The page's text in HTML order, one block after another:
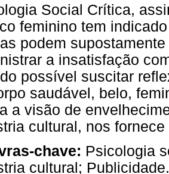
Social Crítica,
feminino tem
podem
a insatisfação
possível suscitar
saudável, belo,
a visão de
cultural, nos
chave: Psicologia
cultural; Publicidade.